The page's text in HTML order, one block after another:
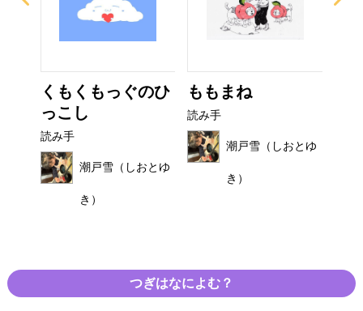
くもくもっぐのひ
っこし
読み手
潮戸雪（しおとゆ
き）
ももまね
読み手
潮戸雪（しおとゆ
き）
つぎはなによむ？